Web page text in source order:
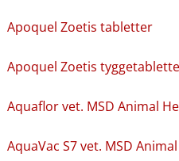
Apoquel Zoetis tabletter
Apoquel Zoetis
Aquaflor vet. MSD Animal
AquaVac S7 vet. MSD